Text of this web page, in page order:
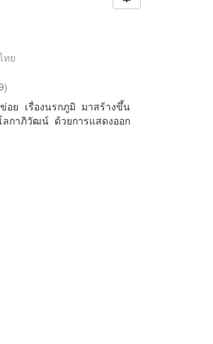
ทย
)
อย เรื่องนรกภูมิ มาสร้างขึ้น
กาภิวัฒน์ ด้วยการแสดงออก